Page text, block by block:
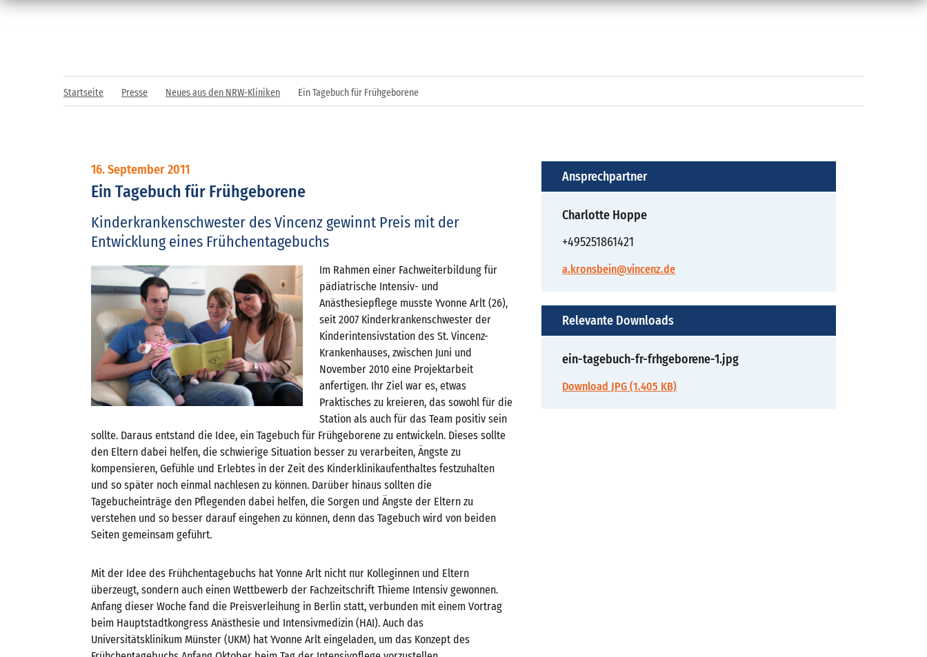
Startseite Presse Neues aus den NRW-Kliniken Ein Tagebuch für Frühgeborene
16. September 2011
Ein Tagebuch für Frühgeborene
Kinderkrankenschwester des Vincenz gewinnt Preis mit der
Entwicklung eines Frühchentagebuchs
Im Rahmen einer Fachweiterbildung für
pädiatrische Intensiv- und
Anästhesiepflege musste Yvonne Arlt (26),
seit 2007 Kinderkrankenschwester der
Kinderintensivstation des St. Vincenz-
Krankenhauses, zwischen Juni und
November 2010 eine Projektarbeit
anfertigen. Ihr Ziel war es, etwas
Praktisches zu kreieren, das sowohl für die
Station als auch für das Team positiv sein
sollte. Daraus entstand die Idee, ein Tagebuch für Frühgeborene zu entwickeln. Dieses sollte
den Eltern dabei helfen, die schwierige Situation besser zu verarbeiten, Ängste zu
kompensieren, Gefühle und Erlebtes in der Zeit des Kinderklinikaufenthaltes festzuhalten
und so später noch einmal nachlesen zu können. Darüber hinaus sollten die
Tagebucheinträge den Pflegenden dabei helfen, die Sorgen und Ängste der Eltern zu
verstehen und so besser darauf eingehen zu können, denn das Tagebuch wird von beiden
Seiten gemeinsam geführt.
Mit der Idee des Frühchentagebuchs hat Yonne Arlt nicht nur Kolleginnen und Eltern
überzeugt, sondern auch einen Wettbewerb der Fachzeitschrift Thieme Intensiv gewonnen.
Anfang dieser Woche fand die Preisverleihung in Berlin statt, verbunden mit einem Vortrag
beim Hauptstadtkongress Anästhesie und Intensivmedizin (HAI). Auch das
Universitätsklinikum Münster (UKM) hat Yvonne Arlt eingeladen, um das Konzept des
Ansprechpartner
Charlotte Hoppe
+495251861421
a.kronsbein@vincenz.de
Relevante Downloads
ein-tagebuch-fr-frhgeborene-1.jpg
Download JPG (1.405 KB)